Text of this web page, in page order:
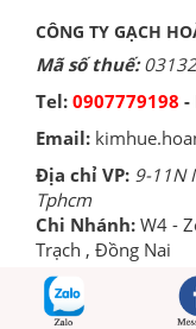
CÔNG TY GẠCH
Mã số thuế:
Tel: 0907779198 -
Email:
Địa chỉ VP: 9-11N
Tphcm
Chi Nhánh: W4 -
Trạch , Đồng Nai